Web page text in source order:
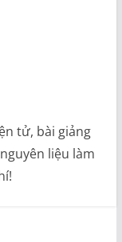
tử, bài giảng
liệu làm